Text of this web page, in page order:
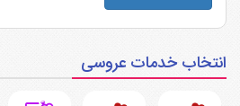
انتخاب خدمات عروسی